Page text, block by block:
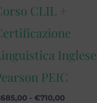
CLIL +
Inglese
PEIC
685,00 - €710,00